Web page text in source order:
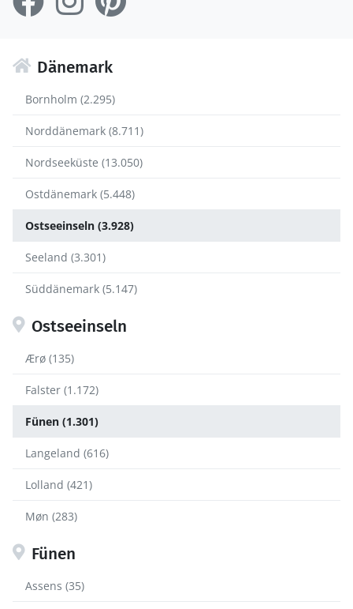
Dänemark
Bornholm (2.295)
Norddänemark (8.711)
Nordseeküste (13.050)
Ostdänemark (5.448)
Ostseeinseln (3.928)
Seeland (3.301)
Süddänemark (5.147)
Ostseeinseln
Ærø (135)
Falster (1.172)
Fünen (1.301)
Langeland (616)
Lolland (421)
Møn (283)
Fünen
Assens (35)